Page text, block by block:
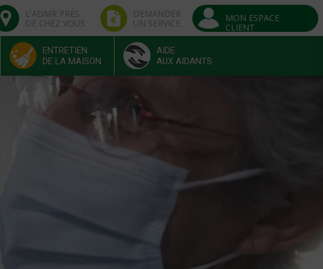
L'ADMR PRÈS
DE CHEZ VOUS
DEMANDER
UN SERVICE
MON ESPACE
CLIENT
ENTRETIEN
DE LA MAISON
AIDE
AUX AIDANTS